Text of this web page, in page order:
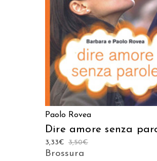
Paolo Rovea
Dire amore senza
3,50€
3,33€
Brossura